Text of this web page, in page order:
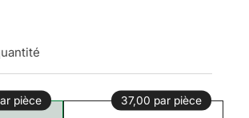
pièce 37,00 par pièce